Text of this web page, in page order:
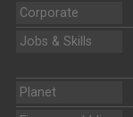
Corporate
Jobs & Skills
Planet